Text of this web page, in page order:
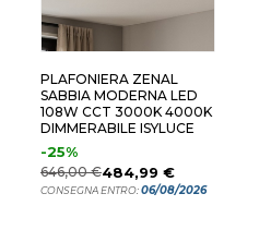
PLAFONIERA ZENAL
SABBIA MODERNA LED
108W CCT 3000K 4000K
DIMMERABILE ISYLUCE
-25%
646,00 €484,99 €
CONSEGNA ENTRO:06/08/2026